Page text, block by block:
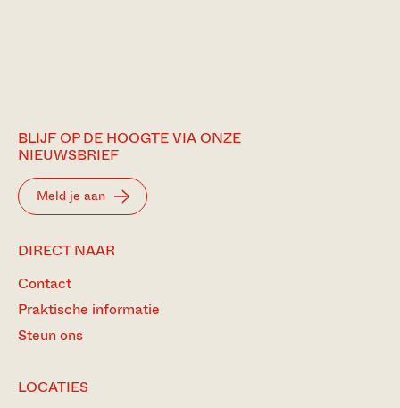
BLIJF OP DE HOOGTE VIA ONZE
NIEUWSBRIEF
Meld je aan
DIRECT NAAR
Contact
Praktische informatie
Steun ons
LOCATIES